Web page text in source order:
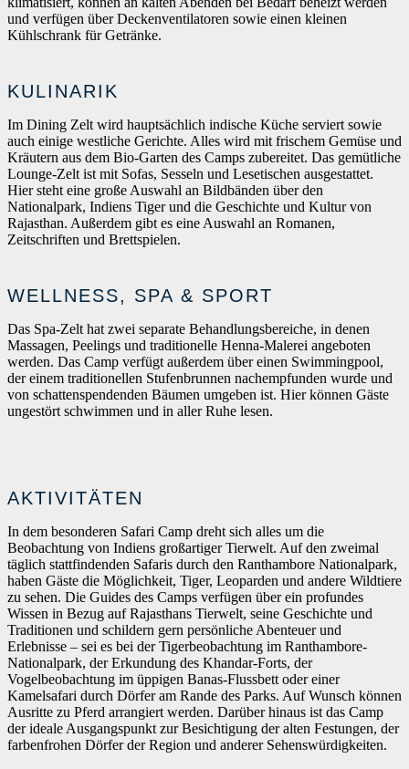
und verfügen über Deckenventilatoren sowie einen kleinen
Kühlschrank für Getränke.
KULINARIK
Im Dining Zelt wird hauptsächlich indische Küche serviert sowie
auch einige westliche Gerichte. Alles wird mit frischem Gemüse und
Kräutern aus dem Bio-Garten des Camps zubereitet. Das gemütliche
Lounge-Zelt ist mit Sofas, Sesseln und Lesetischen ausgestattet.
Hier steht eine große Auswahl an Bildbänden über den
Nationalpark, Indiens Tiger und die Geschichte und Kultur von
Rajasthan. Außerdem gibt es eine Auswahl an Romanen,
Zeitschriften und Brettspielen.
WELLNESS, SPA & SPORT
Das Spa-Zelt hat zwei separate Behandlungsbereiche, in denen
Massagen, Peelings und traditionelle Henna-Malerei angeboten
werden. Das Camp verfügt außerdem über einen Swimmingpool,
der einem traditionellen Stufenbrunnen nachempfunden wurde und
von schattenspendenden Bäumen umgeben ist. Hier können Gäste
ungestört schwimmen und in aller Ruhe lesen.
AKTIVITÄTEN
In dem besonderen Safari Camp dreht sich alles um die
Beobachtung von Indiens großartiger Tierwelt. Auf den zweimal
täglich stattfindenden Safaris durch den Ranthambore Nationalpark,
haben Gäste die Möglichkeit, Tiger, Leoparden und andere Wildtiere
zu sehen. Die Guides des Camps verfügen über ein profundes
Wissen in Bezug auf Rajasthans Tierwelt, seine Geschichte und
Traditionen und schildern gern persönliche Abenteuer und
Erlebnisse – sei es bei der Tigerbeobachtung im Ranthambore-
Nationalpark, der Erkundung des Khandar-Forts, der
Vogelbeobachtung im üppigen Banas-Flussbett oder einer
Kamelsafari durch Dörfer am Rande des Parks. Auf Wunsch können
Ausritte zu Pferd arrangiert werden. Darüber hinaus ist das Camp
der ideale Ausgangspunkt zur Besichtigung der alten Festungen, der
farbenfrohen Dörfer der Region und anderer Sehenswürdigkeiten.